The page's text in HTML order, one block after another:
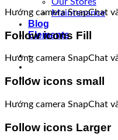
Our Stores
Maintenance
Blog
Elements
-
-
Hướng camera SnapChat
Follow icons Fill
Hướng camera SnapChat
Follow icons small
Hướng camera SnapChat
Follow icons Larger